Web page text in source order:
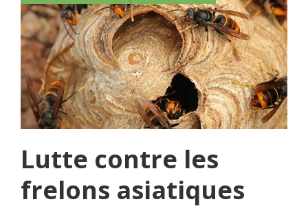
Lutte contre les
frelons asiatiques